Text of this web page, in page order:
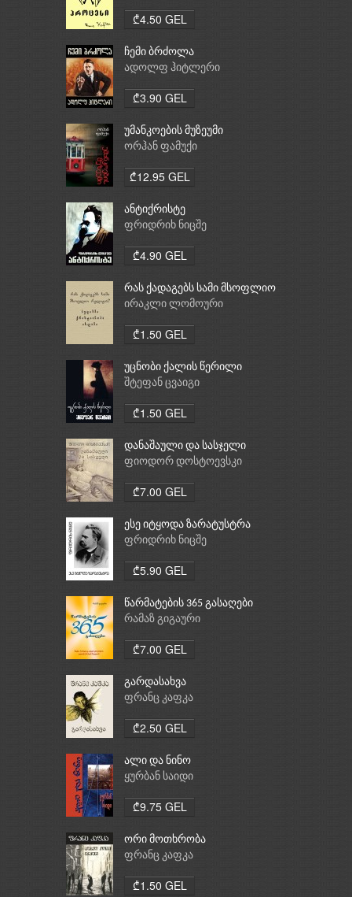
₾4.50 GEL
ჩემი ბრძოლა
ადოლფ ჰიტლერი
₾3.90 GEL
უმანკოების მუზეუმი
ორჰან ფამუქი
₾12.95 GEL
ანტიქრისტე
ფრიდრიხ ნიცშე
₾4.90 GEL
რას ქადაგებს სამი მსოფლიო
რელიგია: ბუდიზმი,
ირაკლი ლომოური
₾1.50 GEL
უცნობი ქალის წერილი
შტეფან ცვაიგი
₾1.50 GEL
დანაშაული და სასჯელი
ფიოდორ დოსტოევსკი
₾7.00 GEL
ესე იტყოდა ზარატუსტრა
ფრიდრიხ ნიცშე
₾5.90 GEL
წარმატების 365 გასაღები
რამაზ გიგაური
₾7.00 GEL
გარდასახვა
ფრანც კაფკა
₾2.50 GEL
ალი და ნინო
ყურბან საიდი
₾9.75 GEL
ორი მოთხრობა
ფრანც კაფკა
₾1.50 GEL